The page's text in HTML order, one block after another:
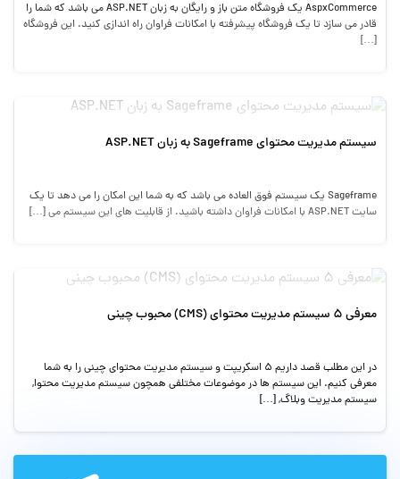
AspxCommerce یک فروشگاه متن باز و رایگان به زبان ASP.NET می باشد که شما را
قادر می سازد تا یک فروشگاه پیشرفته با امکانات فراوان راه اندازی کنید. این فروشگاه
[…]
سیستم مدیریت محتوای Sageframe به زبان ASP.NET
Sageframe یک سیستم فوق العاده می باشد که به شما این امکان را می دهد تا یک
سایت ASP.NET با امکانات فراوان داشته باشید. از قابلیت های این سیستم می […]
معرفی 5 سیستم مدیریت محتوای (CMS) محبوب چینی
در این مطلب قصد داریم ۵ اسکریپت و سیستم مدیریت محتوای چینی را به شما
معرفی کنیم. این سیستم ها در موضوعات مختلفی همچون سیستم مدیریت محتوا,
سیستم مدیریت وبلاگ, […]